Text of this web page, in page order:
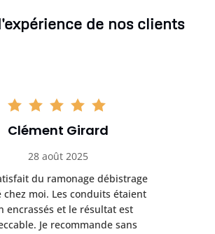
de nos clients
Clément Girard
28 août 2025
du ramonage débistrage
chez moi. Les conduits étaient
encrassés et le résultat est
Je recommande sans